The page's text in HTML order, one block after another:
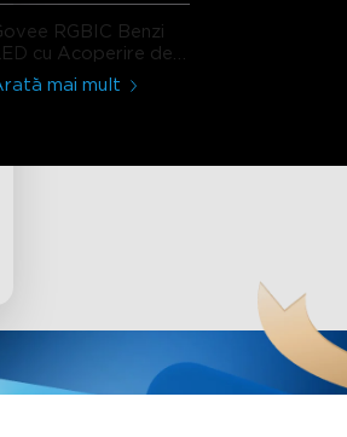
RGBIC Benzi
cu Acoperire de
mai mult